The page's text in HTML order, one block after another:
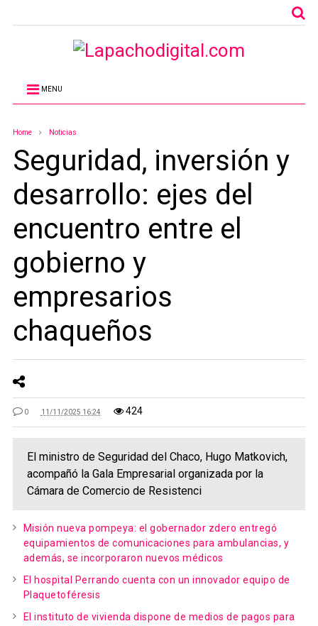
MENU
Home Noticias
Seguridad, inversión y
desarrollo: ejes del
encuentro entre el
gobierno y
empresarios
chaqueños
0 11/11/2025 16:24 424
El ministro de Seguridad del Chaco, Hugo Matkovich,
acompañó la Gala Empresarial organizada por la
Cámara de Comercio de Resistenci
Misión nueva pompeya: el gobernador zdero entregó
equipamientos de comunicaciones para ambulancias, y
además, se incorporaron nuevos médicos
El hospital Perrando cuenta con un innovador equipo de
Plaquetoféresis
El instituto de vivienda dispone de medios de pagos para